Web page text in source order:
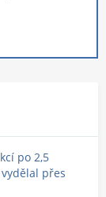
po 2,5
přes